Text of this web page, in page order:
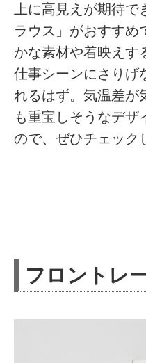
上に高見えが期待
ラウス」がおすすめ
かな素材や着映えす
仕事シーンにさりげ
れるはず。気温差が
も重宝しそうなデザ
ので、ぜひチェック
フロントレ